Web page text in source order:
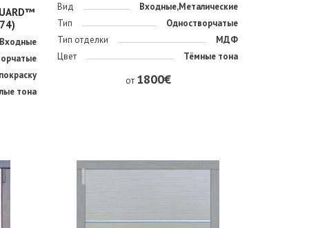
Входные
тона
Вид
Входные,Металические
Тип
Одностворчатые
Тип отделки
МДФ
Цвет
Тёмные тона
от 1800€